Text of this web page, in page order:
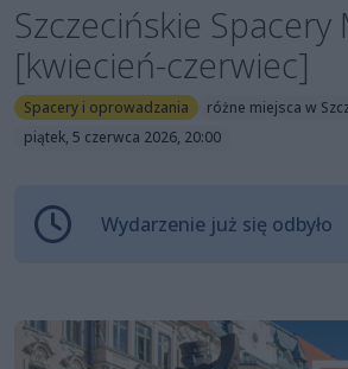
Szczecińskie Spacery
[kwiecień-czerwiec]
Spacery i oprowadzania
różne miejsca w
piątek, 5 czerwca 2026, 20:00
Wydarzenie już się odbyło